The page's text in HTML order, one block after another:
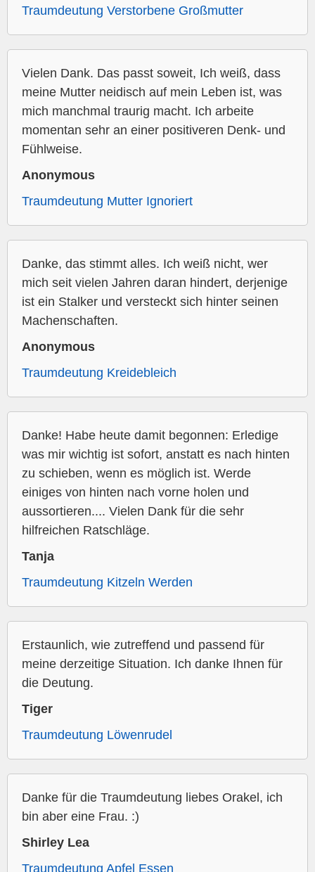
Traumdeutung Verstorbene Großmutter
Vielen Dank. Das passt soweit, Ich weiß, dass
meine Mutter neidisch auf mein Leben ist, was
mich manchmal traurig macht. Ich arbeite
momentan sehr an einer positiveren Denk- und
Fühlweise.
Anonymous
Traumdeutung Mutter Ignoriert
Danke, das stimmt alles. Ich weiß nicht, wer
mich seit vielen Jahren daran hindert, derjenige
ist ein Stalker und versteckt sich hinter seinen
Machenschaften.
Anonymous
Traumdeutung Kreidebleich
Danke! Habe heute damit begonnen: Erledige
was mir wichtig ist sofort, anstatt es nach hinten
zu schieben, wenn es möglich ist. Werde
einiges von hinten nach vorne holen und
aussortieren.... Vielen Dank für die sehr
hilfreichen Ratschläge.
Tanja
Traumdeutung Kitzeln Werden
Erstaunlich, wie zutreffend und passend für
meine derzeitige Situation. Ich danke Ihnen für
die Deutung.
Tiger
Traumdeutung Löwenrudel
Danke für die Traumdeutung liebes Orakel, ich
bin aber eine Frau. :)
Shirley Lea
Traumdeutung Apfel Essen